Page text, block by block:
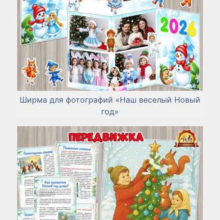
Ширма для фотографий «Наш веселый Новый
год»